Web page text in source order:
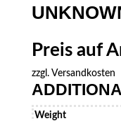
Preis auf
zzgl. Versandkosten
Weight